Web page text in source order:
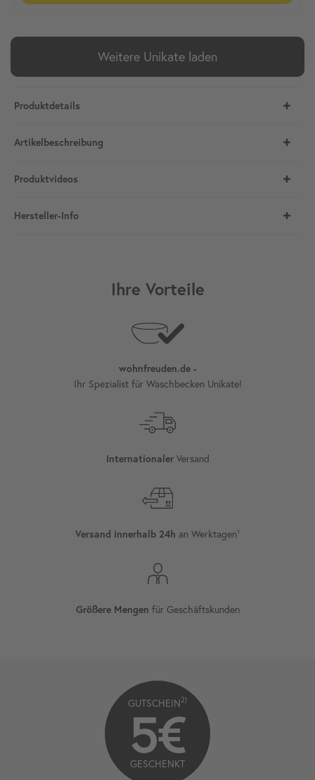
Weitere Unikate laden
Produktdetails
Artikelbeschreibung
Produktvideos
Hersteller-Info
Ihre Vorteile
wohnfreuden.de -
Ihr Spezialist für Waschbecken Unikate!
InternationalerVersand
Versand innerhalb 24h an Werktagen¹
Größere Mengen für Geschäftskunden
GUTSCHEIN2)
5€
GESCHENKT